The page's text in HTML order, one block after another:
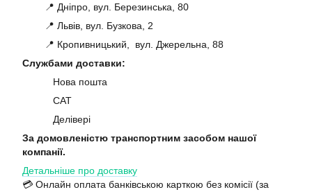
📍 Дніпро, вул. Березинська, 80
📍 Львів, вул. Бузкова, 2
📍 Кропивницький, вул. Джерельна, 88
Службами доставки:
Нова пошта
САТ
Делівері
За домовленістю транспортним засобом нашої
компанії.
Детальніше про доставку
💳 Онлайн оплата банківською карткою без комісії (за